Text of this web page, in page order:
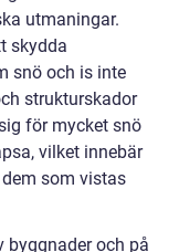
utmaningar.
skydda
snö och is inte
strukturskador
för mycket snö
vilket innebär
som vistas
byggnader och på